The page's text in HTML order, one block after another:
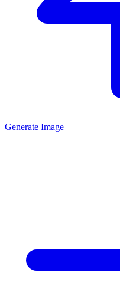
Generate Image